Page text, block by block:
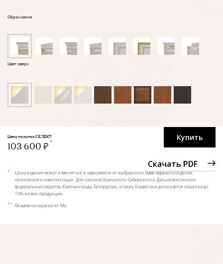
Обрамление
Цвет двери
Купить
Скачать PDF
Цена полотна СЕЛЕКТ:
103 600 ₽
*
Цена изделия может изменяться в зависимости от выбранного Вами варианта отделки,
остекления и комплектации. Для салонов Уральского, Сибирского и Дальневосточного
федеральных округов, Калининграда, Белоруссии, а также Казахстана допускается наценка до
10% на всю продукцию.
** Возможна окраска по RAL